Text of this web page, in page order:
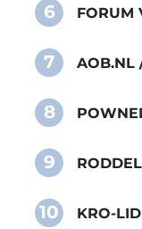
6 FORUM
7 AOB.NL
8
9
10 KRO-